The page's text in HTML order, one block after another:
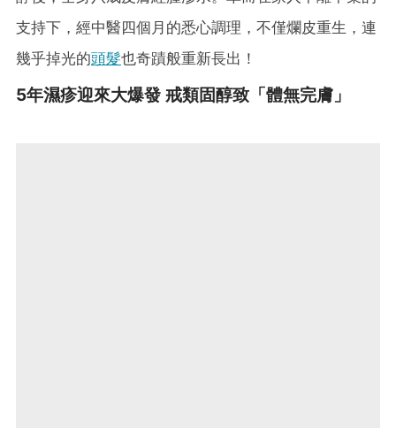
支持下，經中醫四個月的悉心調理，不僅爛皮重生，連
幾乎掉光的頭髮也奇蹟般重新長出！
5年濕疹迎來大爆發 戒類固醇致「體無完膚」